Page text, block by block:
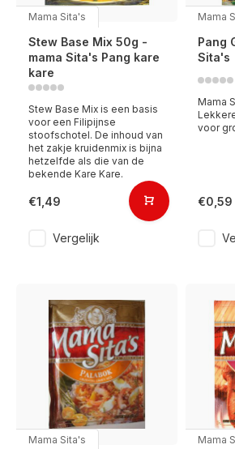
Mama Sita's
Stew Base Mix 50g -
mama Sita's Pang kare
kare
Stew Base Mix is een basis
voor een Filipijnse
stoofschotel. De inhoud van
het zakje kruidenmix is bijna
hetzelfde als die van de
bekende Kare Kare.
€1,49
Vergelijk
Mama
Pang
Sita's
Mama
voor
€0,59
Mama Sita's Mama